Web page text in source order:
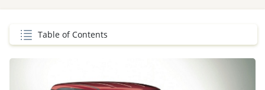
Table of Contents